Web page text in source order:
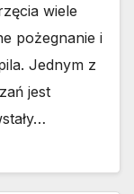
wiele
pożegnanie i
Jednym z
jest